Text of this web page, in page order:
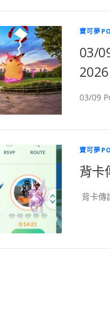
寶可夢
03/
2026
03/09
寶可夢
背卡
背卡傳